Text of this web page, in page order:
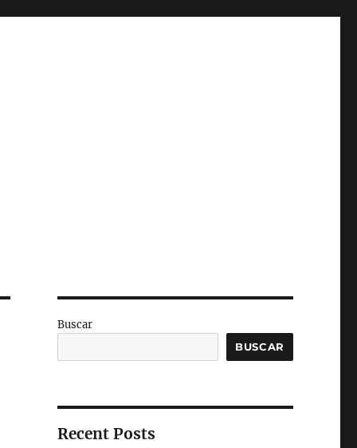
Buscar
BUSCAR
Recent Posts